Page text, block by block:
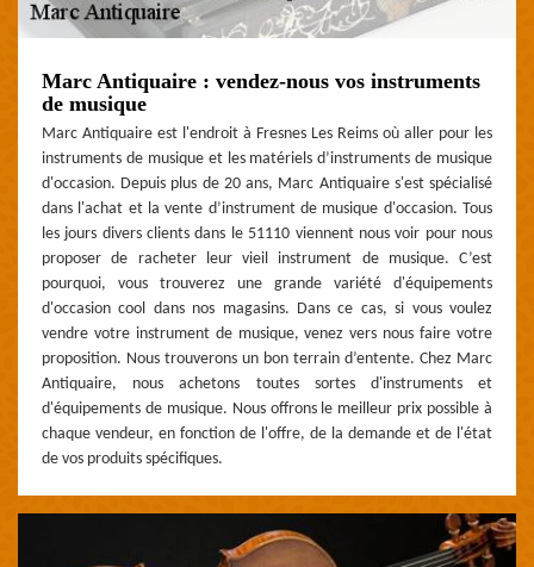
Marc Antiquaire : vendez-nous vos instruments
de musique
Marc Antiquaire est l'endroit à Fresnes Les Reims où aller pour les
instruments de musique et les matériels d’instruments de musique
d'occasion. Depuis plus de 20 ans, Marc Antiquaire s'est spécialisé
dans l'achat et la vente d’instrument de musique d'occasion. Tous
les jours divers clients dans le 51110 viennent nous voir pour nous
proposer de racheter leur vieil instrument de musique. C’est
pourquoi, vous trouverez une grande variété d'équipements
d'occasion cool dans nos magasins. Dans ce cas, si vous voulez
vendre votre instrument de musique, venez vers nous faire votre
proposition. Nous trouverons un bon terrain d’entente. Chez Marc
Antiquaire, nous achetons toutes sortes d'instruments et
d'équipements de musique. Nous offrons le meilleur prix possible à
chaque vendeur, en fonction de l'offre, de la demande et de l'état
de vos produits spécifiques.